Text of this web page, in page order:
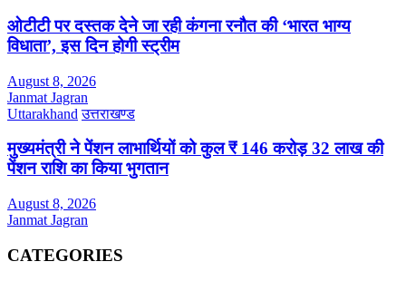
ओटीटी पर दस्तक देने जा रही कंगना रनौत की ‘भारत भाग्य
विधाता’, इस दिन होगी स्ट्रीम
August 8, 2026
Janmat Jagran
Uttarakhand उत्तराखण्ड
मुख्यमंत्री ने पेंशन लाभार्थियों को कुल ₹ 146 करोड़ 32 लाख की
पेंशन राशि का किया भुगतान
August 8, 2026
Janmat Jagran
CATEGORIES